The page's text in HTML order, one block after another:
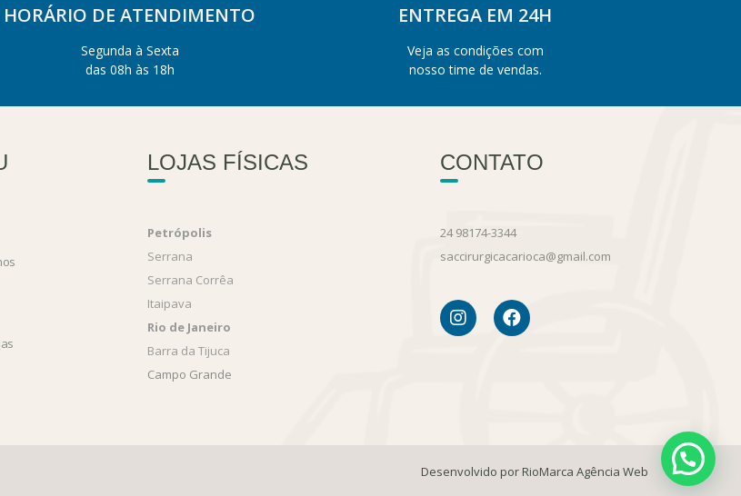
HORÁRIO DE ATENDIMENTO
Segunda à Sexta
das 08h às 18h
ENTREGA EM 24H
Veja as condições com
nosso time de vendas.
LOJAS FÍSICAS
Petrópolis
Serrana
Serrana Corrêa
Itaipava
Rio de Janeiro
Barra da Tijuca
Campo Grande
CONTATO
24 98174-3344
saccirurgicacarioca@gmail.com
Desenvolvido por RioMarca Agência Web